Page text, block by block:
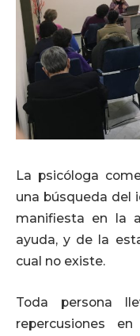
La psicóloga
una búsqueda del
manifiesta en la
ayuda, y de la
cual no existe.
Toda persona
repercusiones